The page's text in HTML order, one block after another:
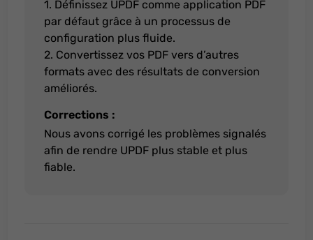
1. Définissez UPDF comme application PDF
par défaut grâce à un processus de
configuration plus fluide.
2. Convertissez vos PDF vers d’autres
formats avec des résultats de conversion
améliorés.
Corrections :
Nous avons corrigé les problèmes signalés
afin de rendre UPDF plus stable et plus
fiable.